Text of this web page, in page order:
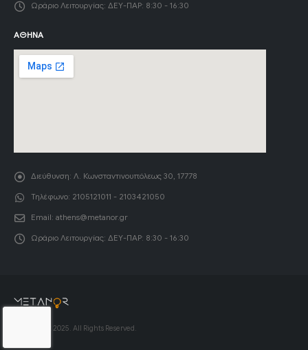
Ωράριο Λειτουργίας: ΔΕΥ-ΠΑΡ: 8:30 - 16:30
ΑΘΉΝΑ
Διεύθυνση: Λ. Κωνσταντινουπόλεως 30, 17778
Τηλέφωνο: 2105121011 - 2103421050
Email: athens@metanor.gr
Ωράριο Λειτουργίας: ΔΕΥ-ΠΑΡ: 8:30 - 16:30
© Copyright 2025. All Rights Reserved.